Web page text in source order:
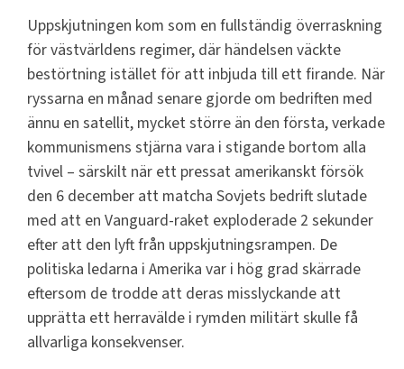
Uppskjutningen kom som en fullständig överraskning
för västvärldens regimer, där händelsen väckte
bestörtning istället för att inbjuda till ett firande. När
ryssarna en månad senare gjorde om bedriften med
ännu en satellit, mycket större än den första, verkade
kommunismens stjärna vara i stigande bortom alla
tvivel – särskilt när ett pressat amerikanskt försök
den 6 december att matcha Sovjets bedrift slutade
med att en Vanguard-raket exploderade 2 sekunder
efter att den lyft från uppskjutningsrampen. De
politiska ledarna i Amerika var i hög grad skärrade
eftersom de trodde att deras misslyckande att
upprätta ett herravälde i rymden militärt skulle få
allvarliga konsekvenser.